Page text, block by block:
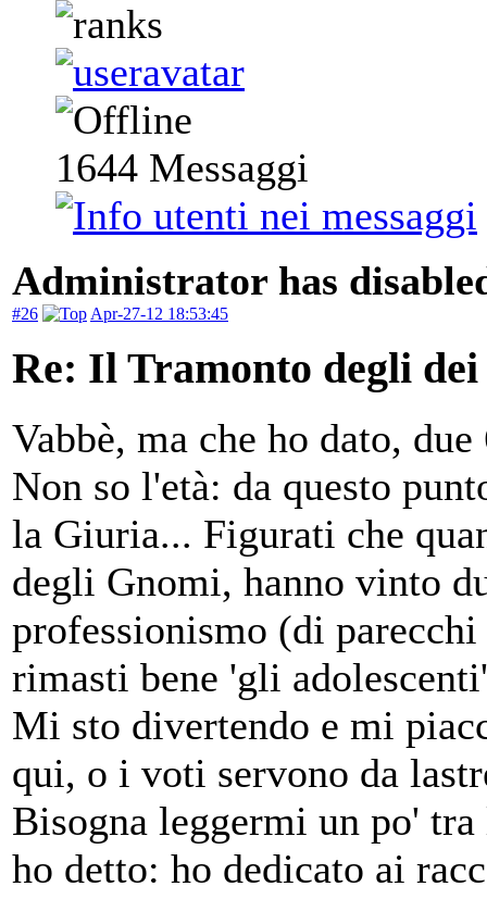
1644 Messaggi
Administrator has
#26 Apr-27-12 18:53:45
Re: Il Tramonto degli dei
Vabbè, ma che ho dato,
Non so l'età: da questo
la Giuria... Figurati che
degli Gnomi, hanno vinto
professionismo (di
rimasti bene 'gli
Mi sto divertendo e mi
qui, o i voti servono da
Bisogna leggermi un po'
ho detto: ho dedicato ai